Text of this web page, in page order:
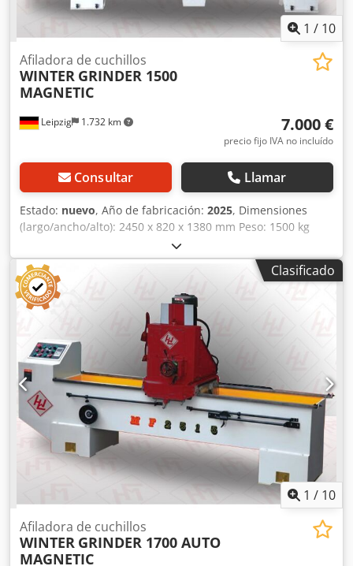
1 / 10
Leipzig 1.732 km
Afiladora de cuchillos
WINTER GRINDER 1500
MAGNETIC
7.000 €
precio fijo IVA no incluído
Consultar Llamar
Estado: nuevo, Año de fabricación: 2025, Dimensiones
(largo/ancho/alto): 2450 x 820 x 1380 mm Peso: 1500 kg
Potencia total requerida: 2,5 kW Afiladora de cuchillas de
cepilladora GRINDER 1500 MAGNETIC - Ancho máximo de
trabajo: 1500 mm - Proceso de trabajo automático en el eje
X con THK - Guías lineales y conexión para aspiración de
polvo - Ajuste manual del eje Z - Mesa de sujeción
magnética de 140 x 1500 mm - Ángulo de rectificado: +/-
90° - Velocidad de la muela de rectificado: 2800 rpm -
Muela de rectificado: 150 x 68 x 32 mm - Velocidad de
avance: 3-9 m/min, ajustable de forma continua con
variador de frecuencia - Motor: 2,2 kW / 400 V - Motor de
avance: 120 W - Motor de la bomba de refrigerante: 90 W -
El sistema de refrigeración evita el sobrecalentamiento de
las cuchillas Crjdpfx Aiovz Hbfj Sof - Lámpara halógena con
soporte ajustable - Dimensiones: L = 2450, A = 820 mm, H =
1380 - Peso: 1500 kg
Clasificado
1 / 10
Afiladora de cuchillos
WINTER GRINDER 1700 AUTO
MAGNETIC